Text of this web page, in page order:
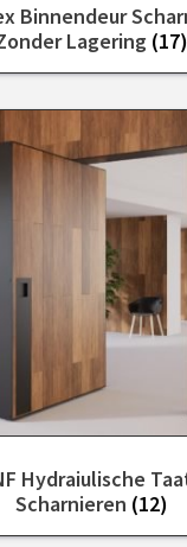
Binnendeur
Lagering (17)
Hydraiulische
Scharnieren (12)